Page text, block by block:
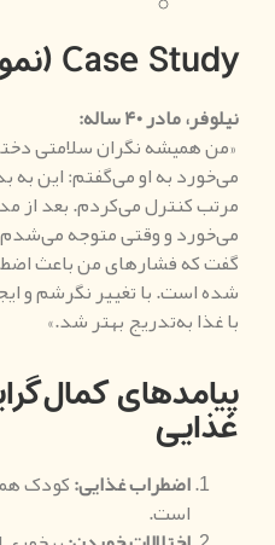
Case Study (نمونه موردی)
نیلوفر، مادر ۴۰ ساله :
«من همیشه نگران سلامتی
می‌خورد به او می‌گفتم: این
مرتب کنترل می‌کردم. بعد از
می‌خورد و وقتی متوجه
گفت که فشارهای من باعث
شده است. با تغییر نگرشم و
با غذا به‌تدریج بهتر شد.»
پیامدهای
غذایی
اضطراب غذایی:کودک
است.